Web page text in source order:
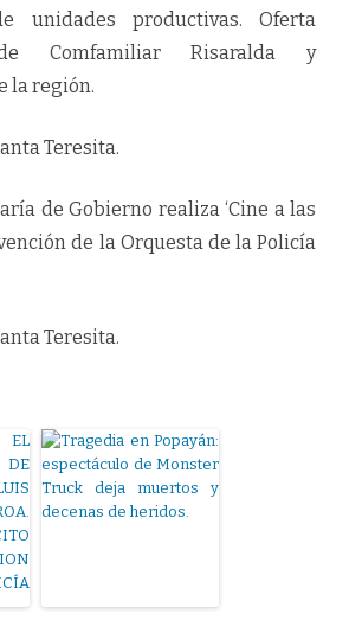
unidades productivas. Oferta
Comfamiliar Risaralda y
la región.
Teresita.
de Gobierno realiza ‘Cine a las
de la Orquesta de la Policía
Teresita.